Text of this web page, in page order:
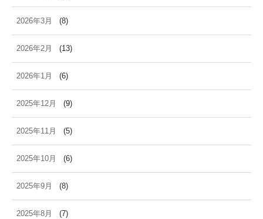
2026年3月 (8)
2026年2月 (13)
2026年1月 (6)
2025年12月 (9)
2025年11月 (5)
2025年10月 (6)
2025年9月 (8)
2025年8月 (7)